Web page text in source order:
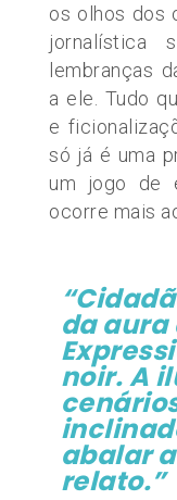
os olhos dos
jornalística
lembranças
a ele. Tudo
e
só já é uma
um jogo de
ocorre mais
“
da aura
E
noir. A
abalar
relato.”